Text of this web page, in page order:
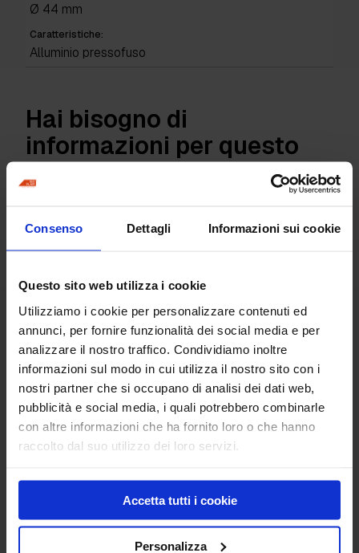
Consenso Dettagli Informazioni sui cookie
Questo sito web utilizza i cookie
Utilizziamo i cookie per personalizzare contenuti ed
annunci, per fornire funzionalità dei social media e per
analizzare il nostro traffico. Condividiamo inoltre
informazioni sul modo in cui utilizza il nostro sito con i
nostri partner che si occupano di analisi dei dati web,
pubblicità e social media, i quali potrebbero combinarle
con altre informazioni che ha fornito loro o che hanno
raccolto dal suo utilizzo dei loro servizi.
Accetta tutti i cookie
Personalizza
Ø 44 mm
Caratteristiche:
Alluminio pressofuso
Hai bisogno di
informazioni per questo
prodotto?
Richiedi informazioni
Prodotti correlati
Manico in legno